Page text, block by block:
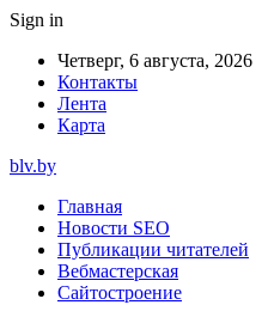
Sign in
Четверг, 6 августа, 2026
Контакты
Лента
Карта
blv.by
Главная
Новости SEO
Публикации читателей
Вебмастерская
Сайтостроение